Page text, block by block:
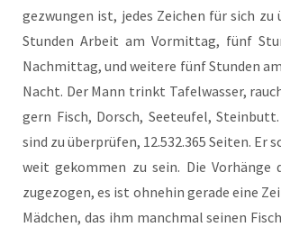
gezwun­gen ist, jedes Zei­chen für sich zu
Stun­den Arbeit am Vor­mit­tag, fünf
Nach­mit­tag, und wei­te­re fünf Stun­den
Nacht. Der Mann trinkt Tafel­was­ser,
gern Fisch, Dorsch, See­teu­fel,
sind zu über­prü­fen, 12.532.365 Sei­ten. Er
weit gekom­men zu sein. Die Vor­hän­ge
zuge­zo­gen, es ist ohne­hin gera­de eine
Mäd­chen, das ihm manch­mal sei­nen